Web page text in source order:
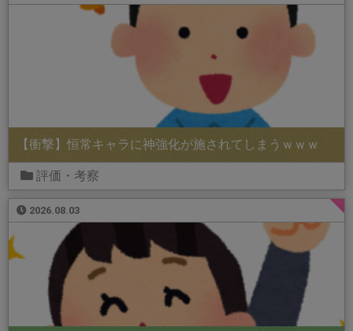
【衝撃】恒常キャラに神強化が施されてしまうｗｗｗ
評価・考察
2026.08.03